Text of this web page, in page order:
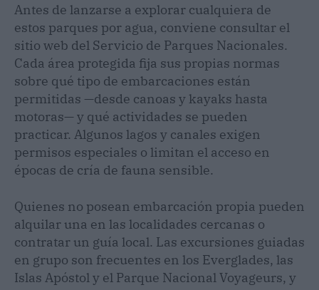
Antes de lanzarse a explorar cualquiera de
estos parques por agua, conviene consultar el
sitio web del Servicio de Parques Nacionales.
Cada área protegida fija sus propias normas
sobre qué tipo de embarcaciones están
permitidas —desde canoas y kayaks hasta
motoras— y qué actividades se pueden
practicar. Algunos lagos y canales exigen
permisos especiales o limitan el acceso en
épocas de cría de fauna sensible.
Quienes no posean embarcación propia pueden
alquilar una en las localidades cercanas o
contratar un guía local. Las excursiones guiadas
en grupo son frecuentes en los Everglades, las
Islas Apóstol y el Parque Nacional Voyageurs, y